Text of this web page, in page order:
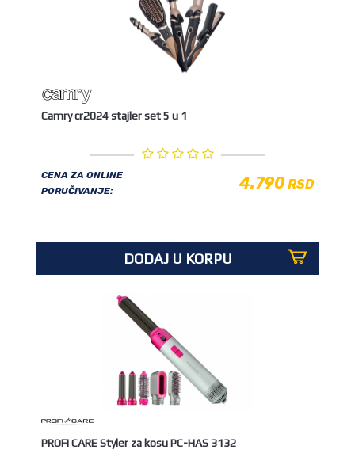
Camry cr2024 stajler set 5 u 1
CENA ZA ONLINE
PORUČIVANJE:
4.790RSD
DODAJ U KORPU
PROFI CARE Styler za kosu PC-HAS 3132